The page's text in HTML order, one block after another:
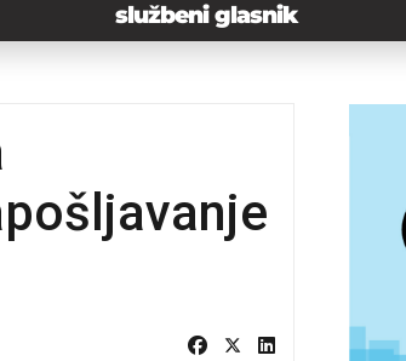
službeni glasnik